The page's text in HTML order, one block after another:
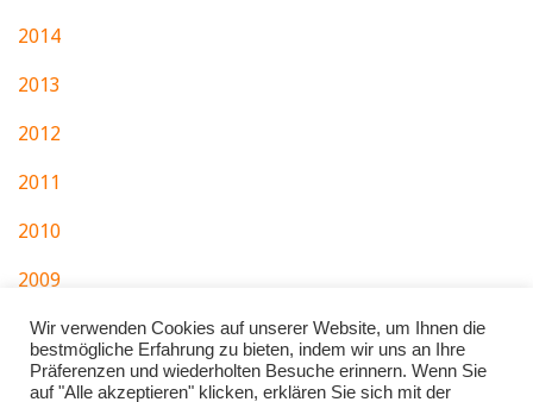
2014
2013
2012
2011
2010
2009
2007
Wir verwenden Cookies auf unserer Website, um Ihnen die
bestmögliche Erfahrung zu bieten, indem wir uns an Ihre
Präferenzen und wiederholten Besuche erinnern. Wenn Sie
auf "Alle akzeptieren" klicken, erklären Sie sich mit der